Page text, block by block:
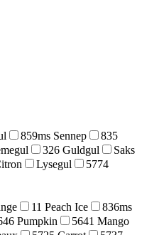
859ms Sennep
835
326 Guldgul
Saks
Lysegul
5774
11 Peach Ice
836ms
Pumpkin
5641 Mango